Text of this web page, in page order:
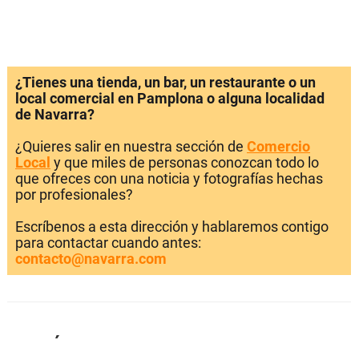
¿Tienes una tienda, un bar, un restaurante o un
local comercial en Pamplona o alguna localidad
de Navarra?
¿Quieres salir en nuestra sección de Comercio
Local y que miles de personas conozcan todo lo
que ofreces con una noticia y fotografías hechas
por profesionales?
Escríbenos a esta dirección y hablaremos contigo
para contactar cuando antes:
contacto@navarra.com